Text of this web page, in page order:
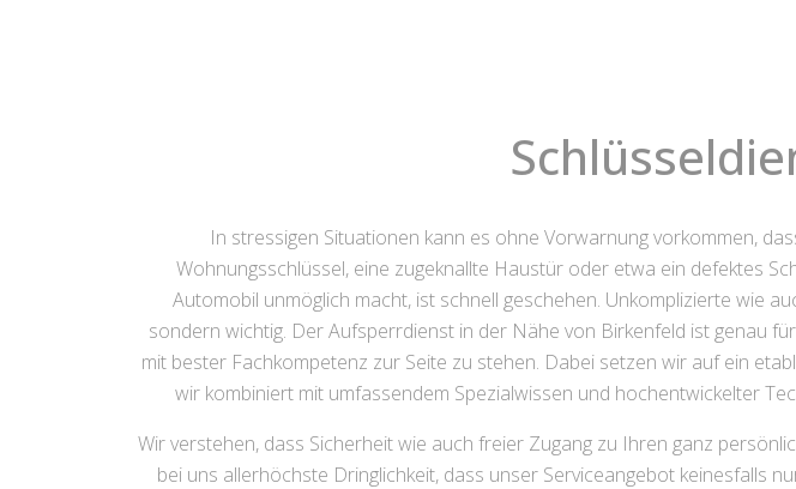
In stressigen Situationen kann es ohne Vorwarnung vorkommen,
Wohnungsschlüssel, eine zugeknallte Haustür oder etwa ein defektes
Automobil unmöglich macht, ist schnell geschehen. Unkomplizierte wie
sondern wichtig. Der Aufsperrdienst in der Nähe von Birkenfeld ist genau
mit bester Fachkompetenz zur Seite zu stehen. Dabei setzen wir auf ein
wir kombiniert mit umfassendem Spezialwissen und hochentwickelter
Wir verstehen, dass Sicherheit wie auch freier Zugang zu Ihren ganz
bei uns allerhöchste Dringlichkeit, dass unser Serviceangebot keinesfalls